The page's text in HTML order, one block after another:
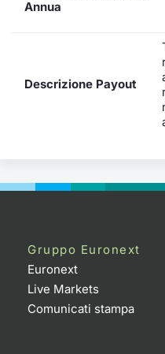
Annua
Descrizione Payout
Gruppo Euronext
Euronext
Live Markets
Comunicati stampa